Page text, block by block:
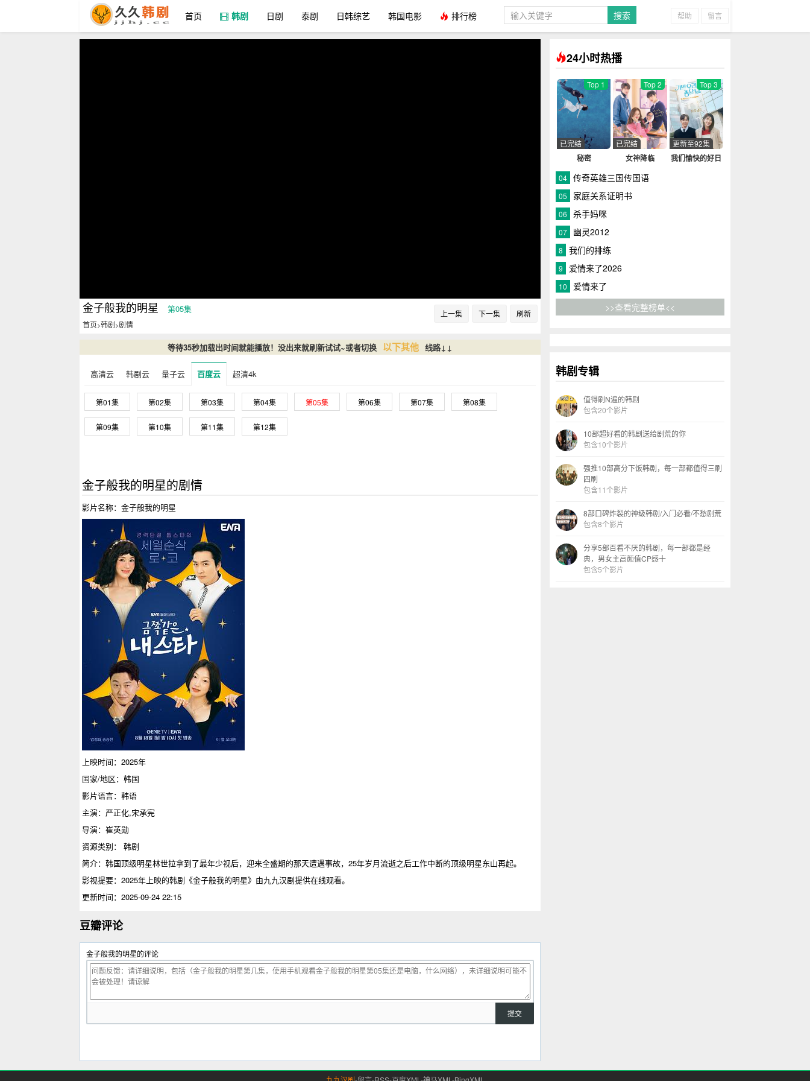
首页 韩剧 日剧 泰剧 日韩综艺 韩国电影 排行榜 帮助 留言
上一集 下一集 刷新
金子般我的明星 第05集
首页>韩剧>剧情
等待35秒加载出时间就能播放！没出来就刷新试试~或者切换 以下其他 线路↓↓
高清云 韩剧云 量子云 百度云 超清4k
第01集 第02集 第03集 第04集 第05集 第06集 第07集 第08集
第09集 第10集 第11集 第12集
金子般我的明星的剧情
影片名称：金子般我的明星
上映时间：2025年
国家/地区：韩国
影片语言：韩语
主演：严正化,宋承宪
导演：崔英勋
资源类别： 韩剧
简介：韩国顶级明星林世拉拿到了最年少视后，迎来全盛期的那天遭遇事故，25年岁月流逝之后工作中断的顶级明星东山再起。
影视提要：2025年上映的韩剧 《金子般我的明星》由九九汉剧提供在线观看。
更新时间：2025-09-24 22:15
豆瓣评论
金子般我的明星的评论
24小时热播
秘密
Top 1
已完结
女神降临
Top 2
已完结
我们愉快的好日
Top 3
更新至92集
04 传奇英雄三国传国语
05 家庭关系证明书
06 杀手妈咪
07 幽灵2012
8 我们的排练
9 爱情来了2026
10
爱情来了
>>查看完整榜单<<
韩剧专辑
值得刷N遍的韩剧
包含20个影片
10部超好看的韩剧送给剧荒的你
包含10个影片
强推10部高分下饭韩剧，每一部都值得三刷
四刷
包含11个影片
8部口碑炸裂的神级韩剧/入门必看/不愁剧荒
包含8个影片
分享5部百看不厌的韩剧，每一部都是经
典，男女主高颜值CP感十
包含5个影片